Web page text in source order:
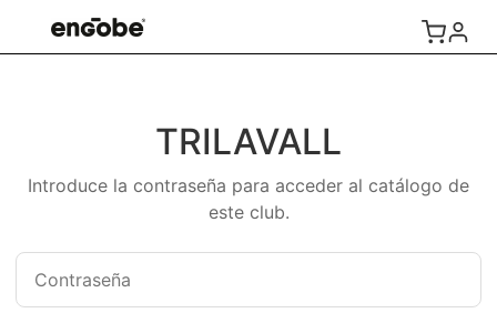
TRILAVALL
Introduce la contraseña para acceder al catálogo de
este club.